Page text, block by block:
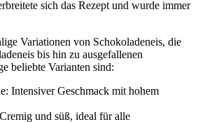
sich das Rezept und wurde immer
Variationen von Schokoladeneis, die
bis hin zu ausgefallenen
beliebte Varianten sind:
Intensiver Geschmack mit hohem
und süß, ideal für alle